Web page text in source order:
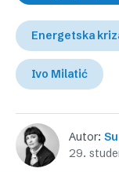
Energetska
Ivo Milatić
Autor:
29.